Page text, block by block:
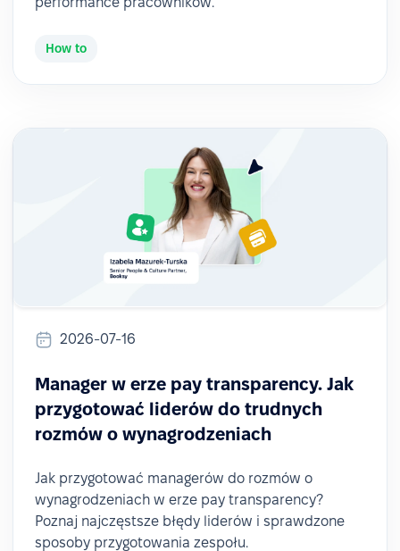
How to
2026-07-16
Manager w erze pay transparency. Jak
przygotować liderów do trudnych
rozmów o wynagrodzeniach
Jak przygotować managerów do rozmów o
wynagrodzeniach w erze pay transparency?
Poznaj najczęstsze błędy liderów i sprawdzone
sposoby przygotowania zespołu.